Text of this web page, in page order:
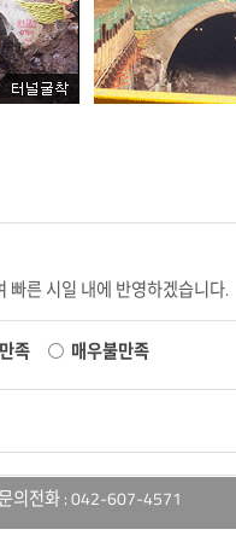
빠른 시일 내에 반영하겠습니다.
족
매우불만족
문의전화 : 042-607-4571